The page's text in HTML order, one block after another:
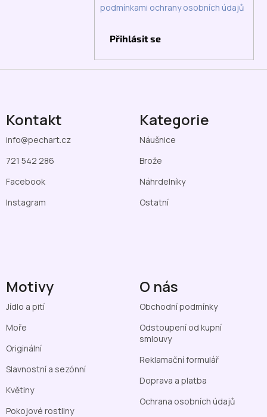
podmínkami ochrany osobních údajů
Přihlásit se
Kontakt
info@pechart.cz
721 542 286
Facebook
Instagram
Kategorie
Náušnice
Brože
Náhrdelníky
Ostatní
Motivy
Jídlo a pití
Moře
Originální
Slavnostní a sezónní
Květiny
Pokojové rostliny
O nás
Obchodní podmínky
Odstoupení od kupní
smlouvy
Reklamační formulář
Doprava a platba
Ochrana osobních údajů